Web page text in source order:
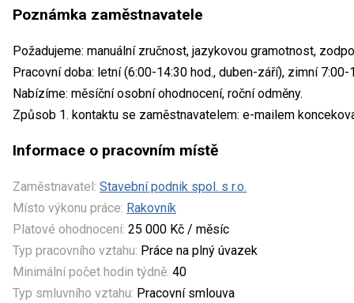
Poznámka zaměstnavatele
Požadujeme: manuální zručnost, jazykovou gramotnost,
Pracovní doba: letní (6:00-14:30 hod., duben-září), zimní 7:00-
Nabízíme: měsíční osobní ohodnocení, roční odměny.
Způsob 1. kontaktu se zaměstnavatelem: e-mailem
Informace o pracovním místě
Zaměstnavatel: Stavební podnik spol. s r.o.
Místo výkonu práce: Rakovník
Platové ohodnocení: 25 000 Kč / měsíc
Typ pracovního vztahu: Práce na plný úvazek
Minimální počet hodin týdně: 40
Typ smluvního vztahu: Pracovní smlouva